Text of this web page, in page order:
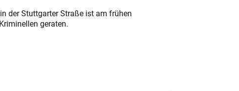
der Stuttgarter Straße ist am frühen
geraten.